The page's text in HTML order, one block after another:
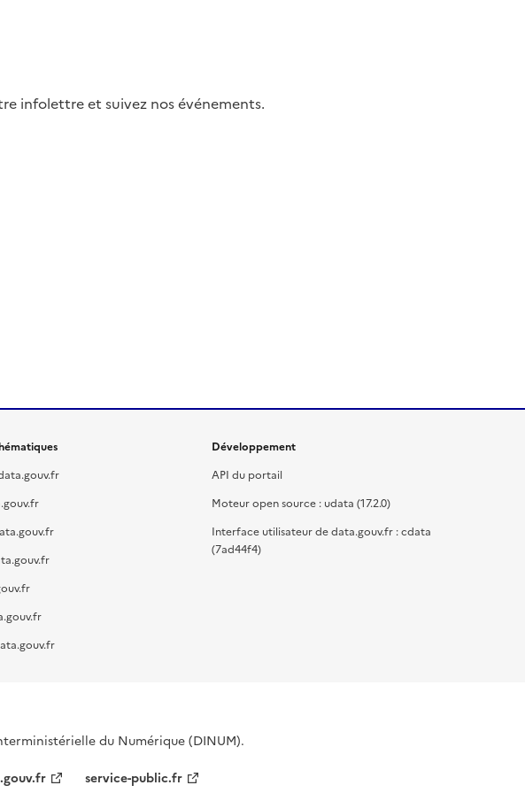
infolettre et suivez nos événements.
Développement
API du portail
Moteur open source : udata (17.2.0)
Interface utilisateur de data.gouv.fr : cdata
(7ad44f4)
du Numérique (DINUM).
service-public.fr